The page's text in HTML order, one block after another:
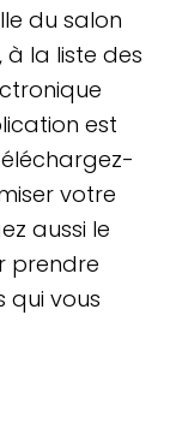
du salon
la liste des
est
votre
aussi le
prendre
qui vous